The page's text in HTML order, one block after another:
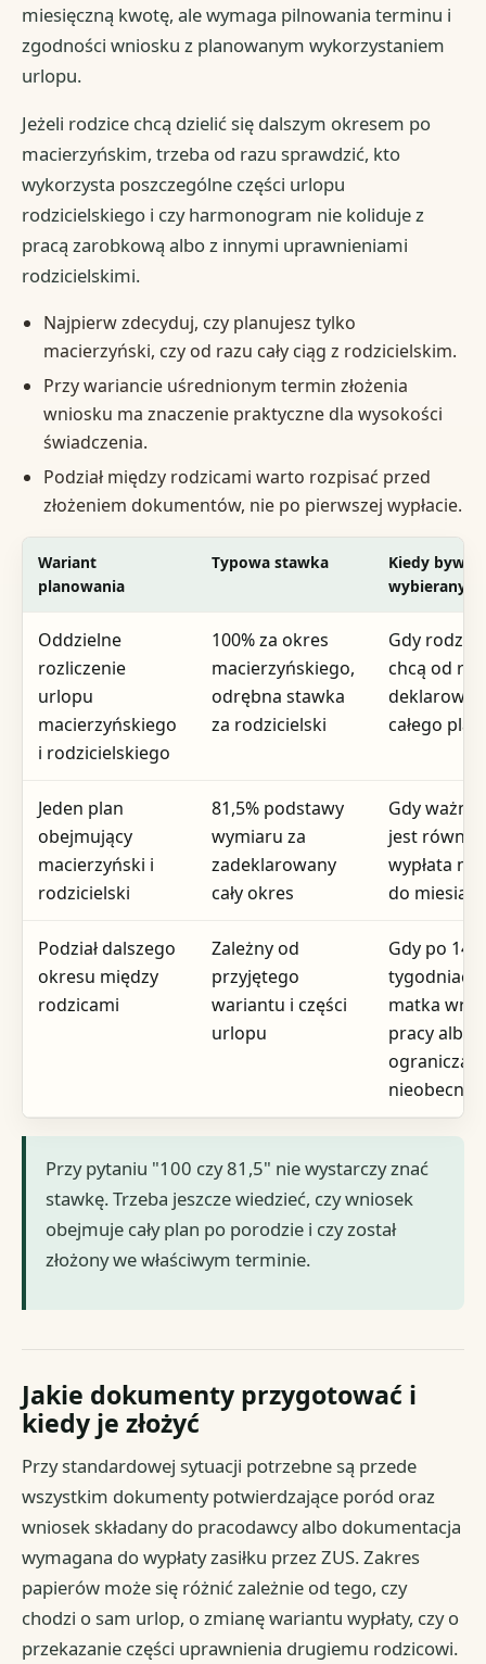
miesięczną kwotę, ale wymaga pilnowania terminu i
zgodności wniosku z planowanym wykorzystaniem
urlopu.
Jeżeli rodzice chcą dzielić się dalszym okresem po
macierzyńskim, trzeba od razu sprawdzić, kto
wykorzysta poszczególne części urlopu
rodzicielskiego i czy harmonogram nie koliduje z
pracą zarobkową albo z innymi uprawnieniami
rodzicielskimi.
Najpierw zdecyduj, czy planujesz tylko
macierzyński, czy od razu cały ciąg z rodzicielskim.
Przy wariancie uśrednionym termin złożenia
wniosku ma znaczenie praktyczne dla wysokości
świadczenia.
Podział między rodzicami warto rozpisać przed
złożeniem dokumentów, nie po pierwszej wypłacie.
Wariant
planowania
Typowa stawka
Kiedy bywa
wybierany
Oddzielne
rozliczenie
urlopu
macierzyńskiego
i rodzicielskiego
100% za okres
macierzyńskiego,
odrębna stawka
za rodzicielski
Gdy
chcą od
deklarować
całego
Jeden plan
obejmujący
macierzyński i
rodzicielski
81,5% podstawy
wymiaru za
zadeklarowany
cały okres
Gdy
jest równa
wypłata
do miesiąca
Podział dalszego
okresu między
rodzicami
Zależny od
przyjętego
wariantu i części
urlopu
Gdy po 14
tygodniach
matka
pracy albo
ogranicza
Przy pytaniu "100 czy 81,5" nie wystarczy znać
stawkę. Trzeba jeszcze wiedzieć, czy wniosek
obejmuje cały plan po porodzie i czy został
złożony we właściwym terminie.
Jakie dokumenty przygotować i
kiedy je złożyć
Przy standardowej sytuacji potrzebne są przede
wszystkim dokumenty potwierdzające poród oraz
wniosek składany do pracodawcy albo dokumentacja
wymagana do wypłaty zasiłku przez ZUS. Zakres
papierów może się różnić zależnie od tego, czy
chodzi o sam urlop, o zmianę wariantu wypłaty, czy o
przekazanie części uprawnienia drugiemu rodzicowi.